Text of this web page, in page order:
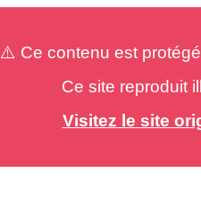
⚠️ Ce contenu est
Ce site reproduit
Visitez le site